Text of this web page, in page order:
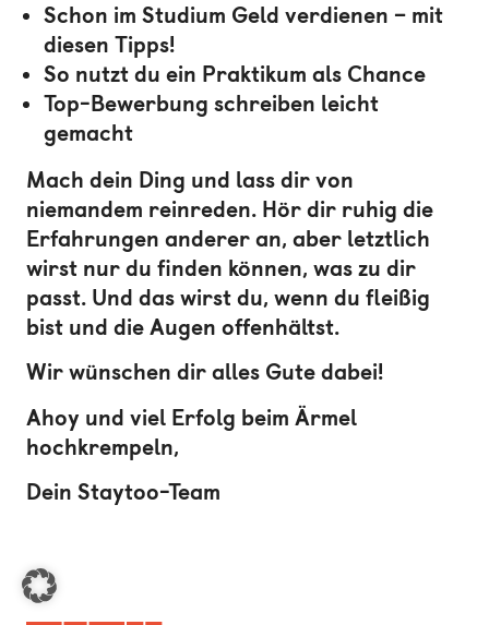
Schon im Studium Geld verdienen – mit
diesen Tipps!
So nutzt du ein Praktikum als Chance
Top-Bewerbung schreiben leicht
gemacht
Mach dein Ding und lass dir von
niemandem reinreden. Hör dir ruhig die
Erfahrungen anderer an, aber letztlich
wirst nur du finden können, was zu dir
passt. Und das wirst du, wenn du fleißig
bist und die Augen offenhältst.
Wir wünschen dir alles Gute dabei!
Ahoy und viel Erfolg beim Ärmel
hochkrempeln,
Dein Staytoo-Team